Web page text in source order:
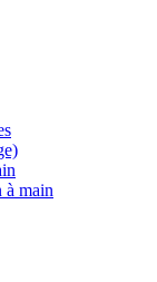
à main